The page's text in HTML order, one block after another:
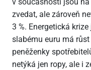
zvedat, ale zároveň
3 %. Energetická
slabému euru má
peněženky
netýká jen ropy, ale i